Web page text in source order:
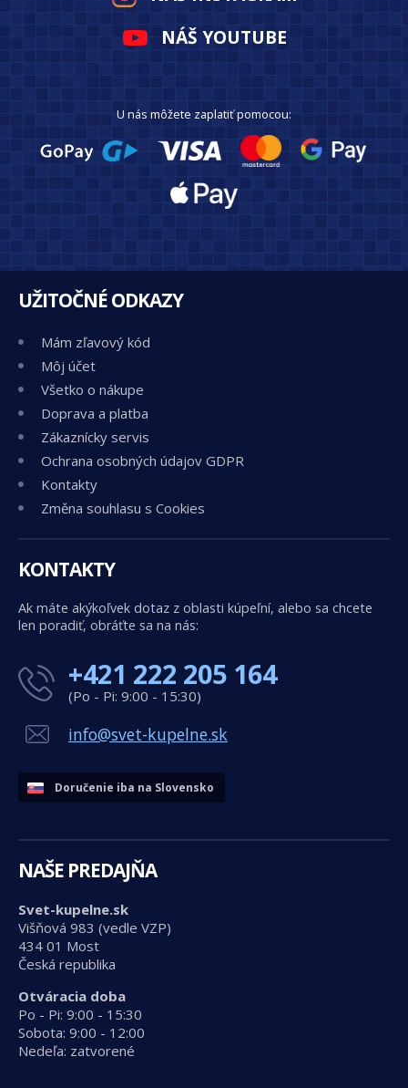
NÁŠ YOUTUBE
U nás môžete zaplatiť pomocou:
UŽITOČNÉ ODKAZY
Mám zľavový kód
Môj účet
Všetko o nákupe
Doprava a platba
Zákaznícky servis
Ochrana osobných údajov GDPR
Kontakty
Změna souhlasu s Cookies
KONTAKTY
Ak máte akýkoľvek dotaz z oblasti kúpeľní, alebo sa chcete
len poradiť, obráťte sa na nás:
+421 222 205 164
(Po - Pi: 9:00 - 15:30)
info@svet-kupelne.sk
Doručenie iba na Slovensko
NAŠE PREDAJŇA
Svet-kupelne.sk
Višňová 983 (vedle VZP)
434 01 Most
Česká republika
Otváracia doba
Po - Pi: 9:00 - 15:30
Sobota: 9:00 - 12:00
Nedeľa: zatvorené